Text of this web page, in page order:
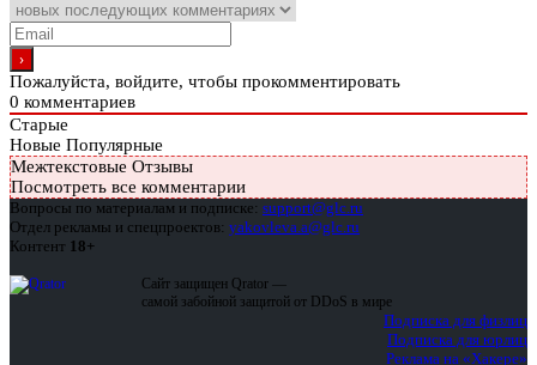
Пожалуйста, войдите, чтобы прокомментировать
0 комментариев
Старые
Новые Популярные
Межтекстовые Отзывы
Посмотреть все комментарии
Вопросы по материалам и подписке: support@glc.ru
Отдел рекламы и спецпроектов: yakovleva.a@glc.ru
Контент 18+
Сайт защищен Qrator —
самой забойной защитой от DDoS в мире
Подписка для физлиц
Подписка для юрлиц
Реклама на «Хакере»